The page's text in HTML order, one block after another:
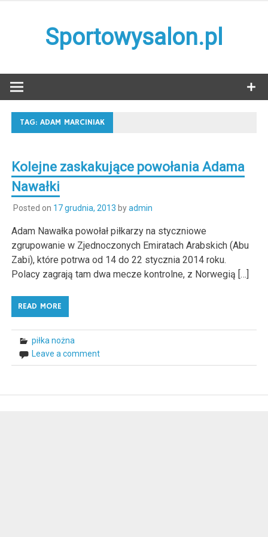
Sportowysalon.pl
TAG:ADAM MARCINIAK
Kolejne zaskakujące powołania Adama
Nawałki
Posted on 17 grudnia, 2013 byadmin
Adam Nawałka powołał piłkarzy na styczniowe
zgrupowanie w Zjednoczonych Emiratach Arabskich (Abu
Zabi), które potrwa od 14 do 22 stycznia 2014 roku.
Polacy zagrają tam dwa mecze kontrolne, z Norwegią […]
READ MORE
piłka nożna
Leave a comment